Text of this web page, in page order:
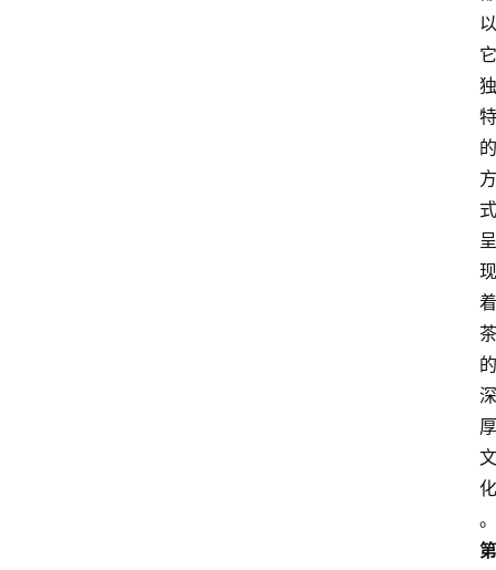
以
它
独
特
的
方
式
呈
现
着
茶
的
深
厚
文
化
。
第